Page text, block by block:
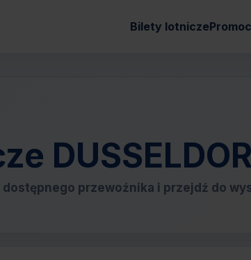
Bilety lotnicze
dostępnego przewoźnika i przejdź do